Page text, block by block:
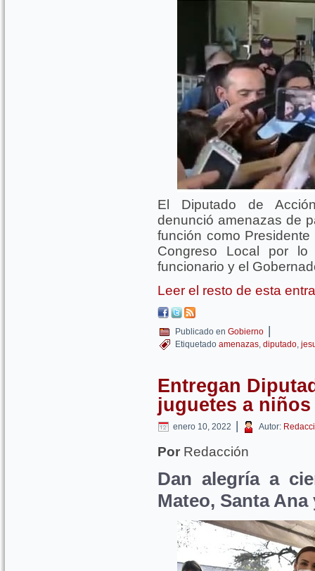
El Diputado de
denunció amenazas de
función como
Congreso Local por
funcionario y el
Leer el resto de esta
Publicado en Gobierno |
Etiquetado amenazas, diputado,
Entregan
juguetes a
enero 10, 2022 | Autor:
Por Redacción
Dan alegría a
Mateo, Santa